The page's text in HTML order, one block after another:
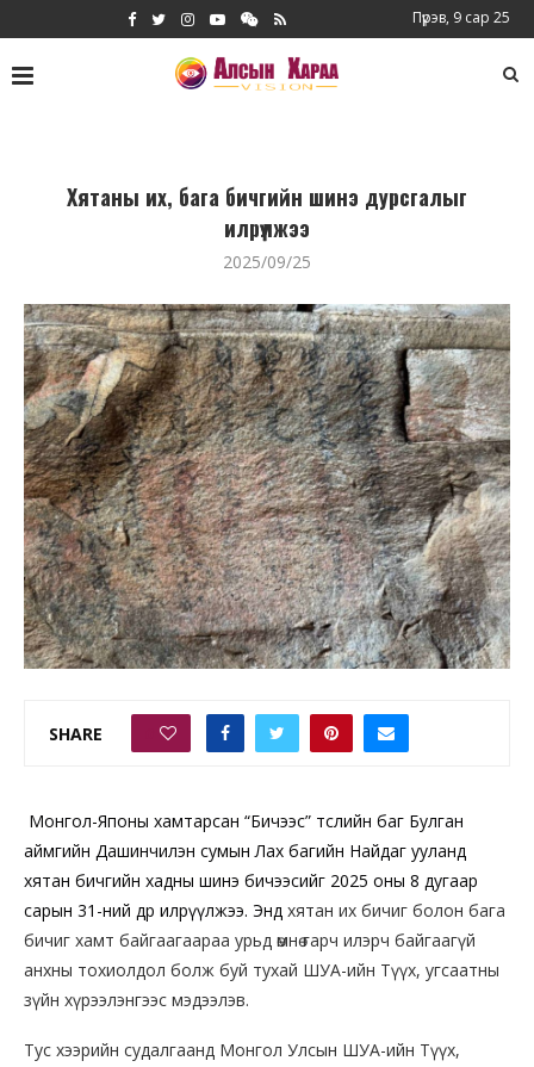
Пүрэв, 9 сар 25
Хятаны их, бага бичгийн шинэ дурсгалыг
илрүүлжээ
2025/09/25
SHARE
Монгол-Японы хамтарсан “Бичээс” төслийн баг Булган
аймгийн Дашинчилэн сумын Лах багийн Найдаг ууланд
хятан бичгийн хадны шинэ бичээсийг 2025 оны 8 дугаар
сарын 31-ний өдөр илрүүлжээ. Энд хятан их бичиг болон бага
бичиг хамт байгаагаараа урьд өмнө гарч илэрч байгаагүй
анхны тохиолдол болж буй тухай ШУА-ийн Түүх, угсаатны
зүйн хүрээлэнгээс мэдээлэв.
Тус хээрийн судалгаанд Монгол Улсын ШУА-ийн Түүх,